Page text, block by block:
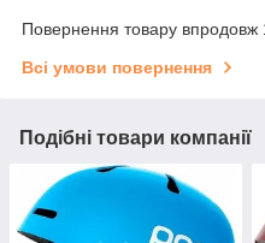
Повернення товару впродовж
Всі умови повернення
Подібні товари компанії